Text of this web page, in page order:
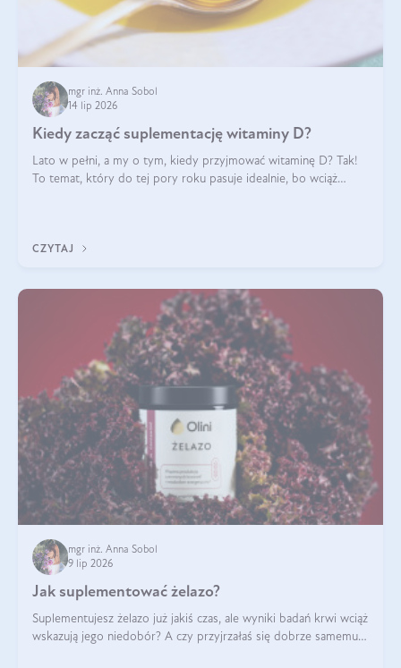
mgr inż. Anna Sobol
14 lip 2026
Kiedy zacząć suplementację witaminy D?
Lato w pełni, a my o tym, kiedy przyjmować witaminę D? Tak!
To temat, który do tej pory roku pasuje idealnie, bo wciąż
CZYTAJ
mgr inż. Anna Sobol
9 lip 2026
Jak suplementować żelazo?
Suplementujesz żelazo już jakiś czas, ale wyniki badań krwi wciąż
wskazują jego niedobór? A czy przyjrzałaś się dobrze samemu